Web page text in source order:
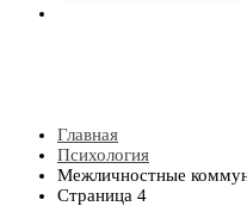
Главная
Психология
Межличностные
Страница 4